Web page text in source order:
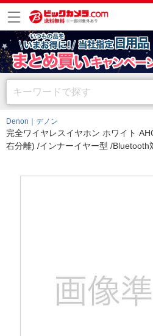
Denon｜デノン
完全ワイヤレスイヤホン ホワイト
右分離) /インナーイヤー型 /Bluetooth